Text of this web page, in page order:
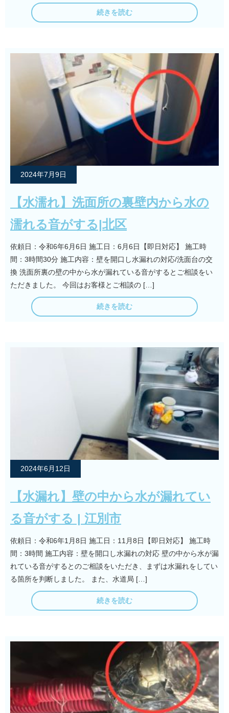
続きを読む
2024年7月9日
【水濡れ】洗面所の裏壁内から水の
濡れる音がする|北区
依頼日：令和6年6月6日 施工日：6月6日【即日対応】 施工時
間：3時間30分 施工内容：壁を開口し水漏れの対応/洗面台の交
換 洗面所裏の壁の中から水が漏れている音がするとご相談をい
ただきました。 今回はお客様とご相談の […]
続きを読む
2024年6月12日
【水漏れ】壁の中から水が漏れてい
る音がする | 江別市
依頼日：令和6年1月8日 施工日：11月8日【即日対応】 施工時
間：3時間 施工内容：壁を開口し水漏れの対応 壁の中から水が漏
れている音がするとのご相談をいただき、まずは水漏れをしてい
る箇所を判断しました。 また、水道局 […]
続きを読む